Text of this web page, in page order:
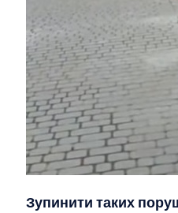
Зупинити таких